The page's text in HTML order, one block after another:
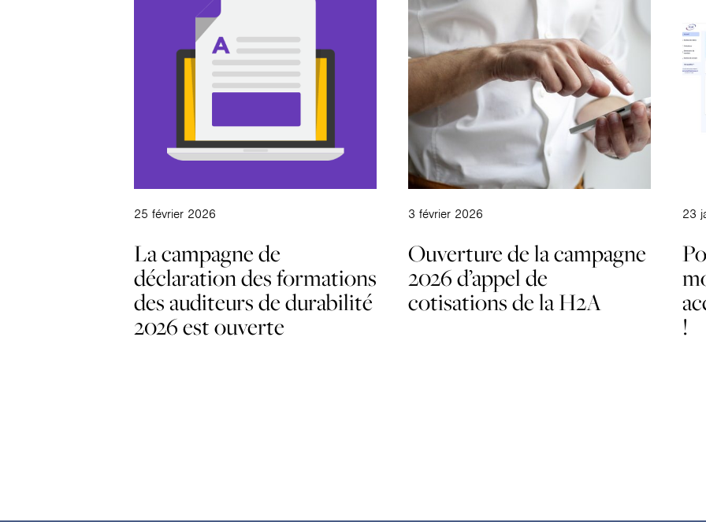
25 février 2026
La campagne de
déclaration des formations
des auditeurs de durabilité
2026 est ouverte
3 février 2026
Ouverture de la campagne
2026 d’appel de
cotisations de la H2A
23
!